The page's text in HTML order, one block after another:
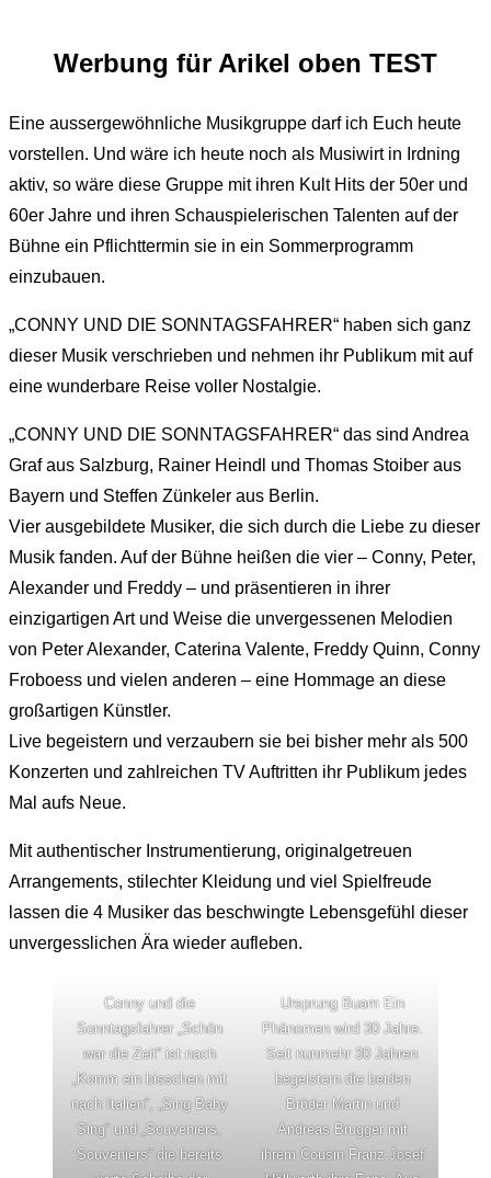
Werbung für Arikel oben TEST
Eine aussergewöhnliche Musikgruppe darf ich Euch heute
vorstellen. Und wäre ich heute noch als Musiwirt in Irdning
aktiv, so wäre diese Gruppe mit ihren Kult Hits der 50er und
60er Jahre und ihren Schauspielerischen Talenten auf der
Bühne ein Pflichttermin sie in ein Sommerprogramm
einzubauen.
„CONNY UND DIE SONNTAGSFAHRER“ haben sich ganz
dieser Musik verschrieben und nehmen ihr Publikum mit auf
eine wunderbare Reise voller Nostalgie.
„CONNY UND DIE SONNTAGSFAHRER“ das sind Andrea
Graf aus Salzburg, Rainer Heindl und Thomas Stoiber aus
Bayern und Steffen Zünkeler aus Berlin.
Vier ausgebildete Musiker, die sich durch die Liebe zu dieser
Musik fanden. Auf der Bühne heißen die vier – Conny, Peter,
Alexander und Freddy – und präsentieren in ihrer
einzigartigen Art und Weise die unvergessenen Melodien
von Peter Alexander, Caterina Valente, Freddy Quinn, Conny
Froboess und vielen anderen – eine Hommage an diese
großartigen Künstler.
Live begeistern und verzaubern sie bei bisher mehr als 500
Konzerten und zahlreichen TV Auftritten ihr Publikum jedes
Mal aufs Neue.
Mit authentischer Instrumentierung, originalgetreuen
Arrangements, stilechter Kleidung und viel Spielfreude
lassen die 4 Musiker das beschwingte Lebensgefühl dieser
unvergesslichen Ära wieder aufleben.
Conny und die
Sonntagsfahrer „Schön
war die Zeit“ ist nach
„Komm ein bisschen mit
nach Italien“, „Sing Baby
Sing“ und „Souveniers,
Souveniers“ die bereits
Ursprung Buam Ein
Phänomen wird 30 Jahre.
Seit nunmehr 30 Jahren
begeistern die beiden
Brüder Martin und
Andreas Brugger mit
ihrem Cousin Franz Josef